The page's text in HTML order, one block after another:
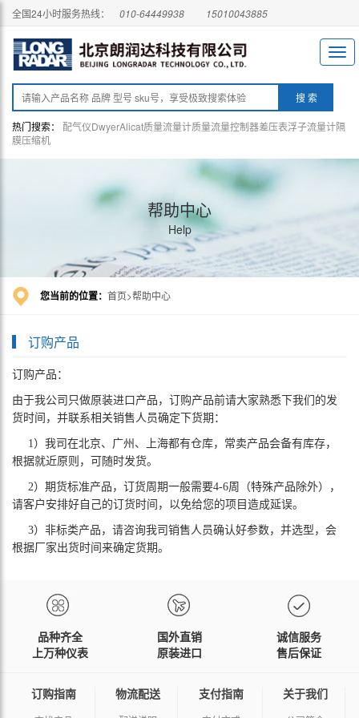
全国24小时服务热线： 010-64449938 15010043885
热门搜索： 配气仪DwyerAlicat质量流量计质量流量控制器差压表浮子流量计隔
膜压缩机
帮助中心
Help
您当前的位置： 首页 帮助中心
订购产品
订购产品：
由于我公司只做原装进口产品，订购产品前请大家熟悉下我们的发
货时间，并联系相关销售人员确定下货期：
1）我司在北京、广州、上海都有仓库，常卖产品会备有库存，
根据就近原则，可随时发货。
2）期货标准产品，订货周期一般需要4-6周（特殊产品除外），
请客户安排好自己的订货时间，以免给您的项目造成延误。
3）非标类产品，请咨询我司销售人员确认好参数，并选型，会
根据厂家出货时间来确定货期。
品种齐全
上万种仪表
国外直销
原装进口
诚信服务
售后保证
订购指南 物流配送 支付指南 关于我们